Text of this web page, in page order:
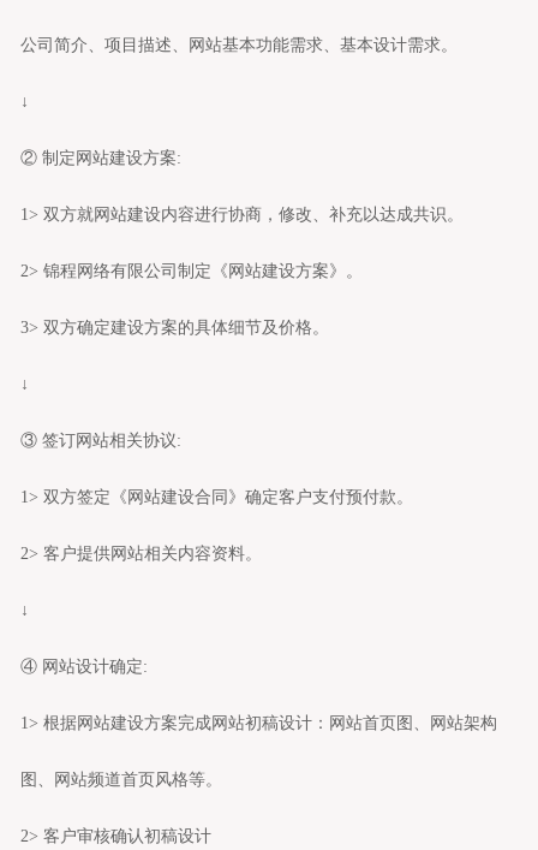
公司简介、项目描述、网站基本功能需求、基本设计需求。
↓
② 制定 网站建设方案:
1> 双方就网站建设内容进行协商，修改、补充以达成共识。
2> 锦程网络有限公司制定《网站建设方案》。
3> 双方确定建设方案的具体细节及价格。
↓
③ 签订网站相关协议:
1> 双方签定《网站建设合同》确定客户支付预付款。
2> 客户提供网站相关内容资料。
↓
④ 网站设计确定:
1> 根据网站建设方案完成网站初稿设计：网站首页图、网站架构
图、网站频道首页风格等。
2> 客户审核确认初稿设计